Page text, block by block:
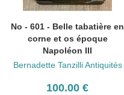
No - 601 - Belle tabatière en
corne et os époque
Napoléon III
Bernadette Tanzilli Antiquités
100.00 €